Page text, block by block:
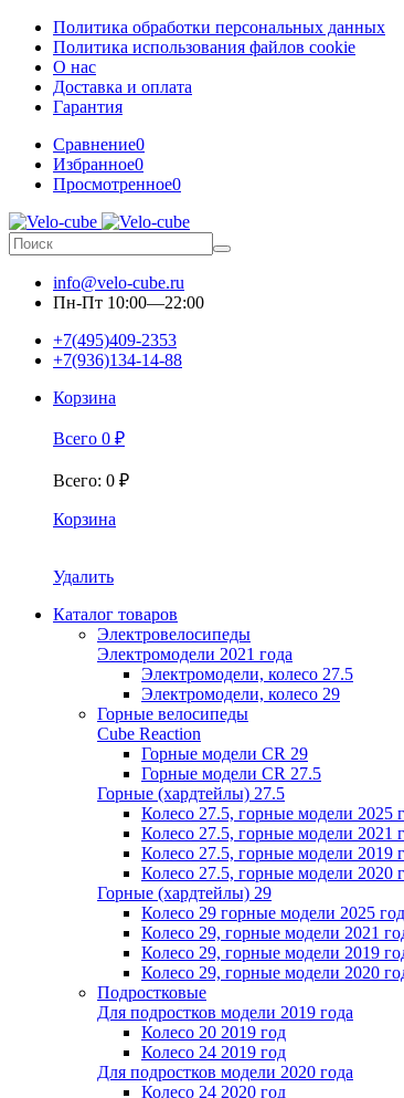
Политика обработки персональных данных
Политика использования файлов cookie
О нас
Доставка и оплата
Гарантия
Сравнение0
Избранное0
Просмотренное0
info@velo-cube.ru
Пн-Пт 10:00—22:00
+7(495)409-2353
+7(936)134-14-88
Корзина
Всего 0 ₽
Всего: 0 ₽
Корзина
Удалить
Каталог товаров
Электровелосипеды
Электромодели 2021 года
Электромодели, колесо 27.5
Электромодели, колесо 29
Горные велосипеды
Cube Reaction
Горные модели CR 29
Горные модели CR 27.5
Горные (хардтейлы) 27.5
Колесо 27.5, горные модели 2025
Колесо 27.5, горные модели 2021
Колесо 27.5, горные модели 2019
Колесо 27.5, горные модели 2020
Горные (хардтейлы) 29
Колесо 29 горные модели 2025
Колесо 29, горные модели 2021
Колесо 29, горные модели 2019
Колесо 29, горные модели 2020
Подростковые
Для подростков модели 2019 года
Колесо 20 2019 год
Колесо 24 2019 год
Для подростков модели 2020 года
Колесо 24 2020 год